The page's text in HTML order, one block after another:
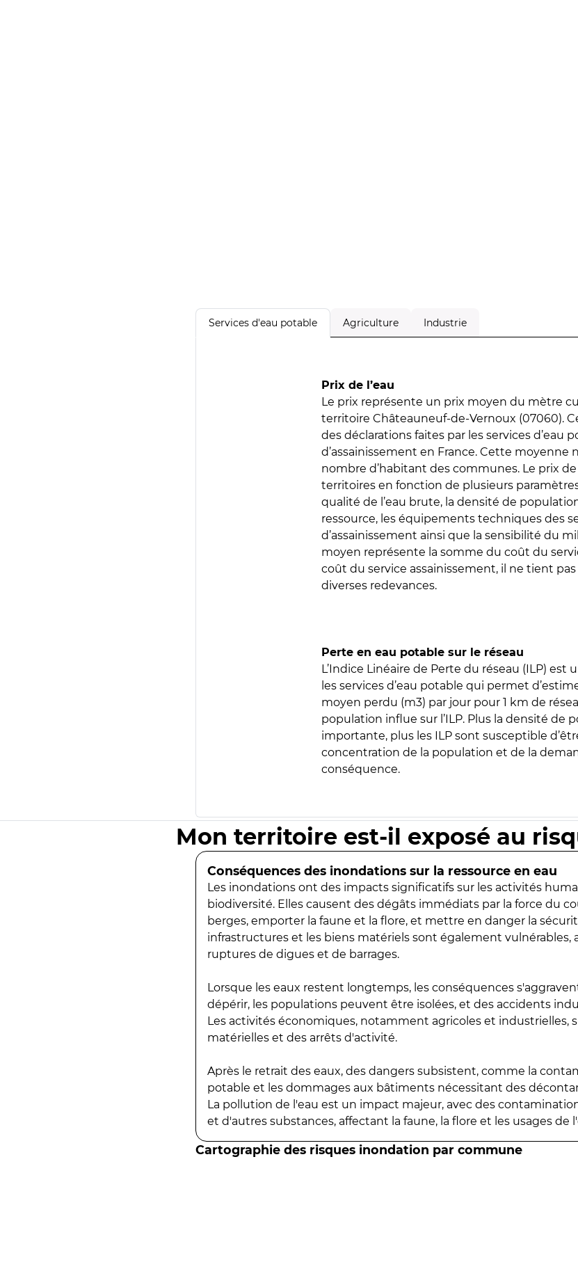
Services d'eau potable Agriculture Industrie
Prix de l’eau
Le prix représente un prix moyen du mètre
territoire Châteauneuf-de-Vernoux (07060).
des déclarations faites par les services d’eau
d’assainissement en France. Cette moyenne
nombre d’habitant des communes. Le prix de
territoires en fonction de plusieurs
qualité de l’eau brute, la densité de
ressource, les équipements techniques des
d’assainissement ainsi que la sensibilité du
moyen représente la somme du coût du
coût du service assainissement, il ne tient
diverses redevances.
Perte en eau potable sur le réseau
L’Indice Linéaire de Perte du réseau (ILP) est
les services d’eau potable qui permet
moyen perdu (m3) par jour pour 1 km de
population influe sur l’ILP. Plus la densité de
importante, plus les ILP sont susceptible
concentration de la population et de la
conséquence.
Mon territoire est-il exposé au
Conséquences des inondations sur la ressource en eau
Les inondations ont des impacts significatifs sur les activités
biodiversité. Elles causent des dégâts immédiats par la force du
berges, emporter la faune et la flore, et mettre en danger la
infrastructures et les biens matériels sont également vulnérables,
ruptures de digues et de barrages.
Lorsque les eaux restent longtemps, les conséquences
dépérir, les populations peuvent être isolées, et des accidents
Les activités économiques, notamment agricoles et industrielles,
matérielles et des arrêts d'activité.
Après le retrait des eaux, des dangers subsistent, comme la
potable et les dommages aux bâtiments nécessitant des
La pollution de l'eau est un impact majeur, avec des
et d'autres substances, affectant la faune, la flore et les usages de
Cartographie des risques inondation par commune